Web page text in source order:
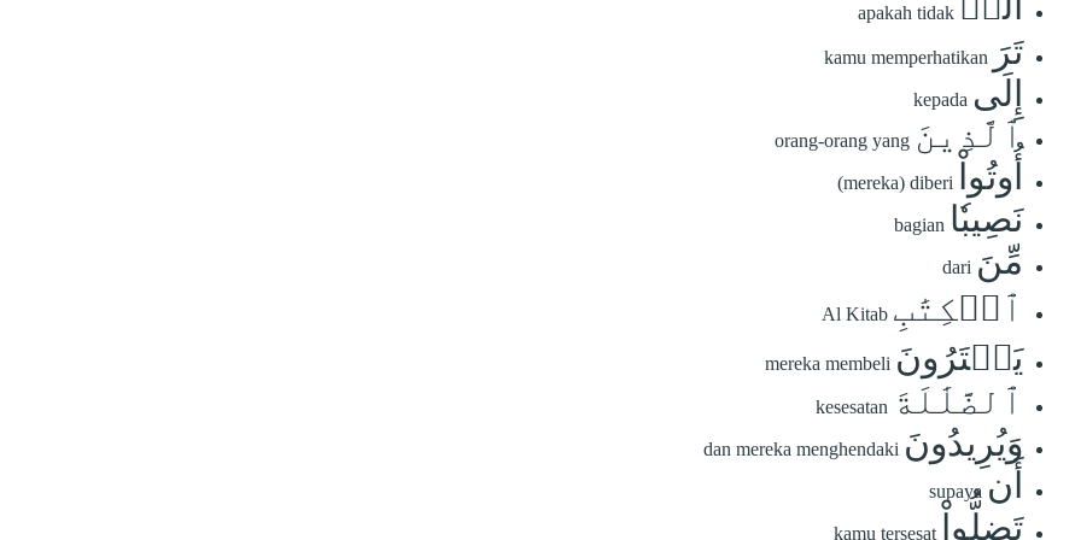
apakah tidak
تَرَ kamu memperhatikan
إِلَى kepada
ٱلَّذِينَ orang-orang yang
أُوتُواْ (mereka) diberi
نَصِيبٗا bagian
مِّنَ dari
ٱلۡكِتَٰبِ Al Kitab
يَشۡتَرُونَ mereka membeli
ٱلضَّلَٰلَةَ kesesatan
وَيُرِيدُونَ dan mereka menghendaki
أَن supaya
تَضِلُّواْ kamu tersesat